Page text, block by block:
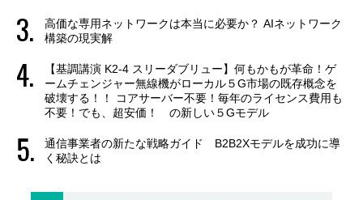
高価な専用ネットワークは本当に必要か？ AIネットワーク
構築の現実解
【基調講演 K2-4 スリーダブリュー】何もかもが革命！ゲ
ームチェンジャー無線機がローカル５G市場の既存概念を
破壊する！！ コアサーバー不要！毎年のライセンス費用も
不要！でも、超安価！ の新しい５Gモデル
通信事業者の新たな戦略ガイド B2B2Xモデルを成功に導
く秘訣とは